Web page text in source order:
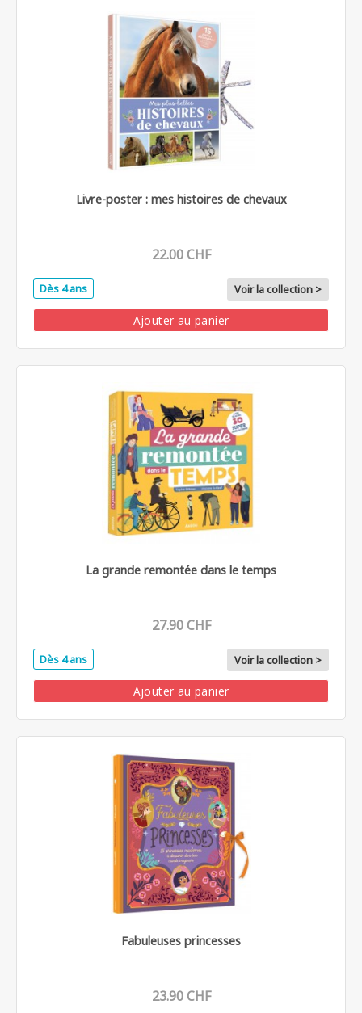
Livre-poster : mes histoires de chevaux
22.00 CHF
Dès 4 ans Voir la collection >
Ajouter au panier
La grande remontée dans le temps
27.90 CHF
Dès 4 ans Voir la collection >
Ajouter au panier
Fabuleuses princesses
23.90 CHF